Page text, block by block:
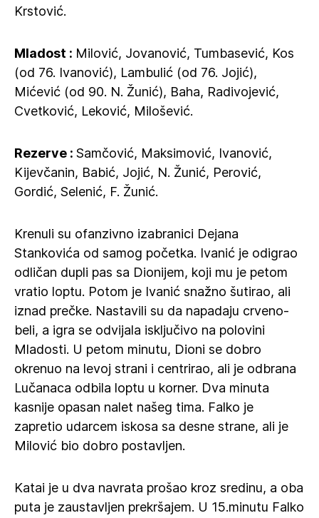
Krstović.
Mladost : Milović, Jovanović, Tumbasević, Kos
(od 76. Ivanović), Lambulić (od 76. Jojić),
Mićević (od 90. N. Žunić), Baha, Radivojević,
Cvetković, Leković, Milošević.
Rezerve : Samčović, Maksimović, Ivanović,
Kijevčanin, Babić, Jojić, N. Žunić, Perović,
Gordić, Selenić, F. Žunić.
Krenuli su ofanzivno izabranici Dejana
Stankovića od samog početka. Ivanić je odigrao
odličan dupli pas sa Dionijem, koji mu je petom
vratio loptu. Potom je Ivanić snažno šutirao, ali
iznad prečke. Nastavili su da napadaju crveno-
beli, a igra se odvijala isključivo na polovini
Mladosti. U petom minutu, Dioni se dobro
okrenuo na levoj strani i centrirao, ali je odbrana
Lučanaca odbila loptu u korner. Dva minuta
kasnije opasan nalet našeg tima. Falko je
zapretio udarcem iskosa sa desne strane, ali je
Milović bio dobro postavljen.
Katai je u dva navrata prošao kroz sredinu, a oba
puta je zaustavljen prekršajem. U 15.minutu Falko